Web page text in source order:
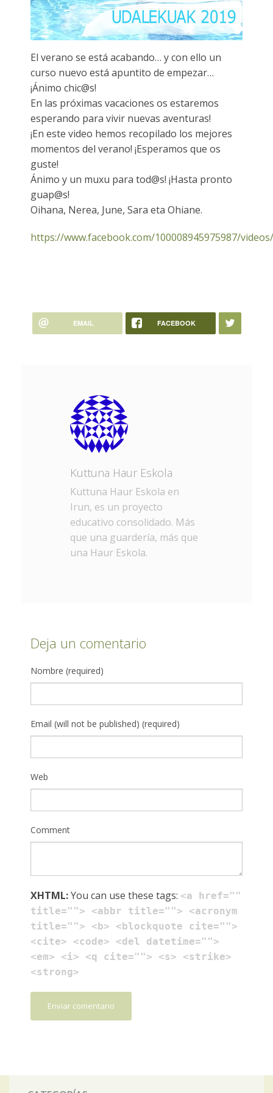
El verano se está acabando… y con ello un
curso nuevo está apuntito de empezar…
¡Ánimo chic@s!
En las próximas vacaciones os estaremos
esperando para vivir nuevas aventuras!
¡En este video hemos recopilado los mejores
momentos del verano! ¡Esperamos que os
guste!
Ánimo y un muxu para tod@s! ¡Hasta pronto
guap@s!
Oihana, Nerea, June, Sara eta Ohiane.
https://www.facebook.com/100008945975987/
EMAIL FACEBOOK
Kuttuna Haur Eskola
Kuttuna Haur Eskola en
Irun, es un proyecto
educativo consolidado. Más
que una guardería, más que
una Haur Eskola.
Deja un comentario
Nombre (required)
Email (will not be published) (required)
Web
Comment
XHTML:You can use these tags: <a href=""
title=""> <abbr title=""> <acronym
title=""> <b> <blockquote cite="">
<cite> <code> <del datetime="">
<em> <i> <q cite=""> <s> <strike>
<strong>